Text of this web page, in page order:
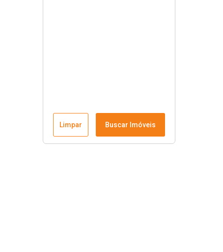
Limpar Buscar Imóveis